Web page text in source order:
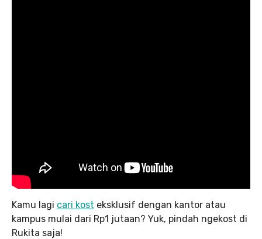
Kamu lagi cari kost eksklusif dengan kantor atau
kampus mulai dari Rp1 jutaan? Yuk, pindah ngekost di
Rukita saja!